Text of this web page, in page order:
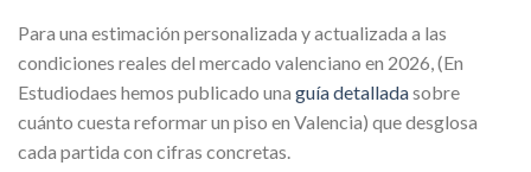
Para una estimación personalizada y actualizada a las
condiciones reales del mercado valenciano en 2026, (En
Estudiodaes hemos publicado una guía detalladasobre
cuánto cuesta reformar un piso en Valencia) que desglosa
cada partida con cifras concretas.